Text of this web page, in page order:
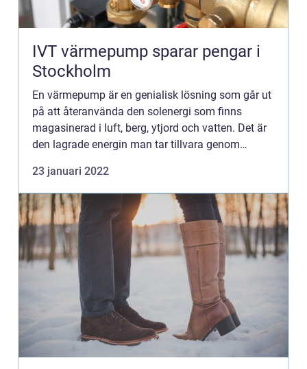
IVT värmepump sparar pengar i
Stockholm
En värmepump är en genialisk lösning som går ut
på att återanvända den solenergi som finns
magasinerad i luft, berg, ytjord och vatten. Det är
den lagrade energin man tar tillvara genom
runt. Genom att omvan...
23 januari 2022